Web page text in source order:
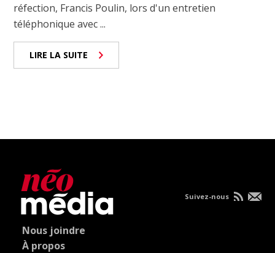
réfection, Francis Poulin, lors d'un entretien
téléphonique avec ...
LIRE LA SUITE
Nous joindre
À propos
Suivez-nous